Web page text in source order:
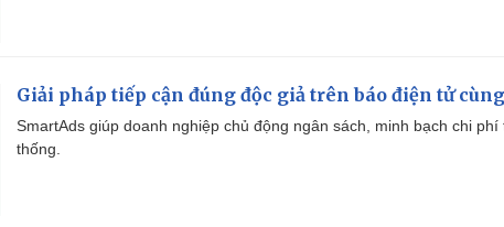
Giải pháp tiếp cận đúng độc giả trên báo điện tử
SmartAds giúp doanh nghiệp chủ động ngân sách, minh bạch chi
thống.